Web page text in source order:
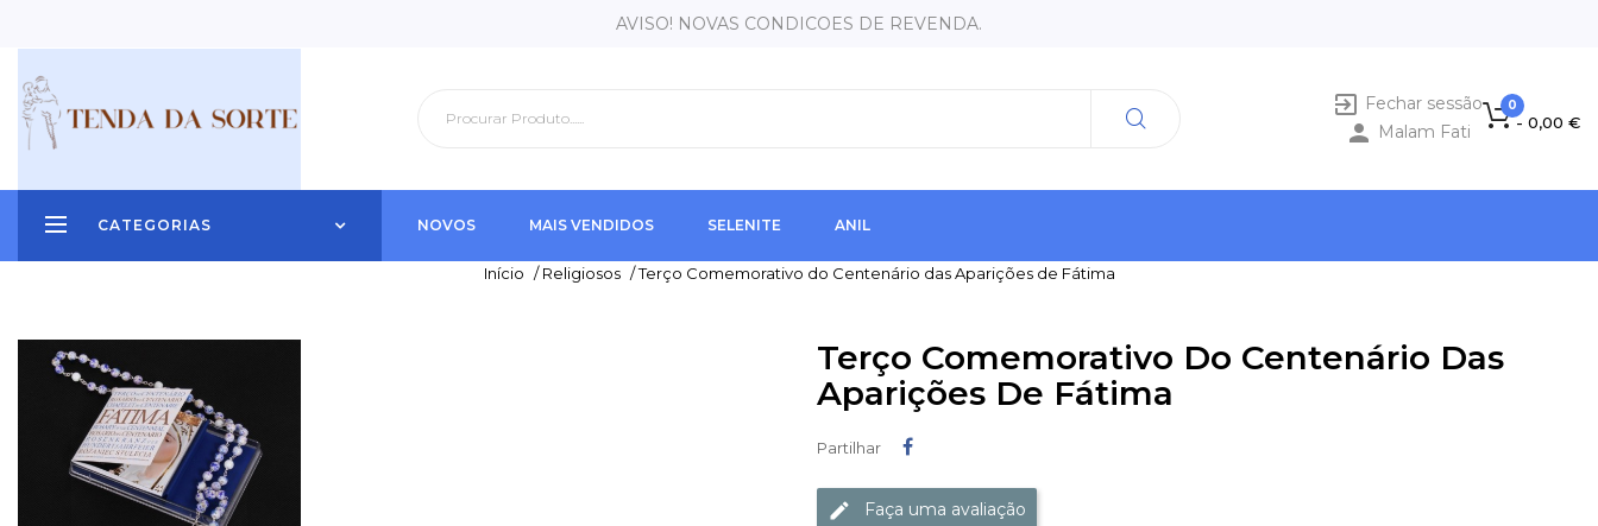
AVISO! NOVAS CONDICOES DE REVENDA.
0
- 0,00 €
 Fechar sessão
 Malam Fati
CATEGORIAS NOVOS MAIS VENDIDOS SELENITE ANIL
Início / Religiosos /Terço Comemorativo do Centenário das Aparições de Fátima
Terço Comemorativo Do Centenário Das
Aparições De Fátima
Partilhar
Faça uma avaliação